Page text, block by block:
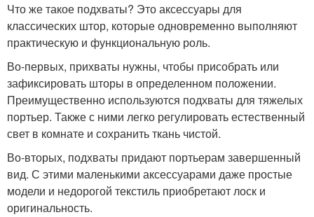
Что же такое подхваты? Это аксессуары для
классических штор, которые одновременно выполняют
практическую и функциональную роль.
Во-первых, прихваты нужны, чтобы присобрать или
зафиксировать шторы в определенном положении.
Преимущественно используются подхваты для тяжелых
портьер. Также с ними легко регулировать естественный
свет в комнате и сохранить ткань чистой.
Во-вторых, подхваты придают портьерам завершенный
вид. С этими маленькими аксессуарами даже простые
модели и недорогой текстиль приобретают лоск и
оригинальность.